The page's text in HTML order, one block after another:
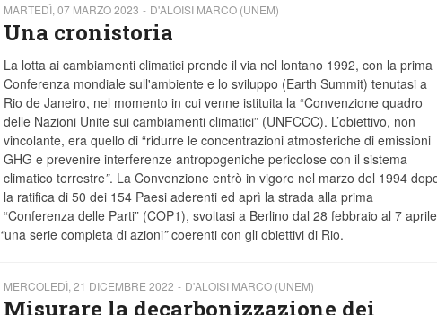
MARTEDÌ, 07 MARZO 2023 D'ALOISI MARCO (UNEM)
Una cronistoria
La lotta ai cambiamenti climatici prende il via nel lontano 1992, con la prima
Conferenza mondiale sull'ambiente e lo sviluppo (Earth Summit) tenutasi a
Rio de Janeiro, nel momento in cui venne istituita la “Convenzione quadro
delle Nazioni Unite sui cambiamenti climatici” (UNFCCC). L’obiettivo, non
vincolante, era quello di “ridurre le concentrazioni atmosferiche di emissioni
GHG e prevenire interferenze antropogeniche pericolose con il sistema
climatico terrestre”. La Convenzione entrò in vigore nel marzo del 1994
la ratifica di 50 dei 154 Paesi aderenti ed aprì la strada alla prima
“Conferenza delle Parti” (COP1), svoltasi a Berlino dal 28 febbraio al 7 aprile
“una serie completa di azioni”coerenti con gli obiettivi di Rio.
MERCOLEDÌ, 21 DICEMBRE 2022 D'ALOISI MARCO (UNEM)
Misurare la decarbonizzazione dei